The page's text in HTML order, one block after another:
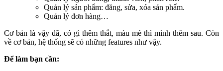
Quản lý sản phẩm: đăng, sửa, xóa sản phẩm.
Quản lý đơn hàng…
Cơ bản là vậy đã, có gì thêm thắt, màu mè thì mình thêm sau. Còn
về cơ bản, hệ thống sẽ có những features như vậy.
Để làm bạn cần: